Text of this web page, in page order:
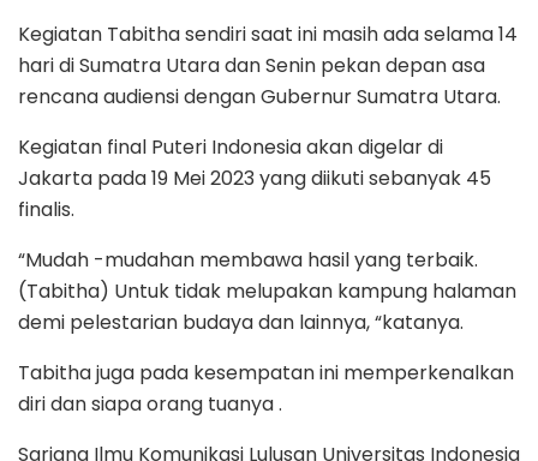
Kegiatan Tabitha sendiri saat ini masih ada selama 14
hari di Sumatra Utara dan Senin pekan depan asa
rencana audiensi dengan Gubernur Sumatra Utara.
Kegiatan final Puteri Indonesia akan digelar di
Jakarta pada 19 Mei 2023 yang diikuti sebanyak 45
finalis.
“Mudah -mudahan membawa hasil yang terbaik.
(Tabitha) Untuk tidak melupakan kampung halaman
demi pelestarian budaya dan lainnya, “katanya.
Tabitha juga pada kesempatan ini memperkenalkan
diri dan siapa orang tuanya .
Sarjana Ilmu Komunikasi Lulusan Universitas Indonesia